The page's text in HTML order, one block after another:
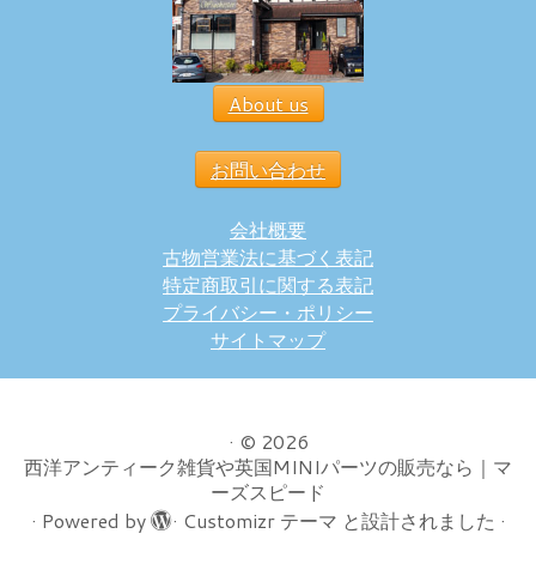
About us
お問い合わせ
会社概要
古物営業法に基づく表記
特定商取引に関する表記
プライバシー・ポリシー
サイトマップ
· © 2026
西洋アンティーク雑貨や英国MINIパーツの販売なら｜マ
ーズスピード
· Powered by · Customizr テーマ と設計されました ·